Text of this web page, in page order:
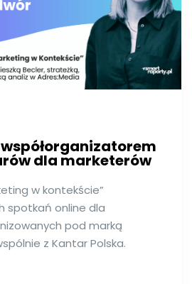
dla marketerów
w kontekście”
spotkań online dla
pod marką
z Kantar Polska.